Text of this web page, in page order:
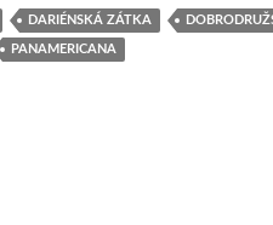
DARIÉNSKÁ ZÁTKA
PANAMERICANA